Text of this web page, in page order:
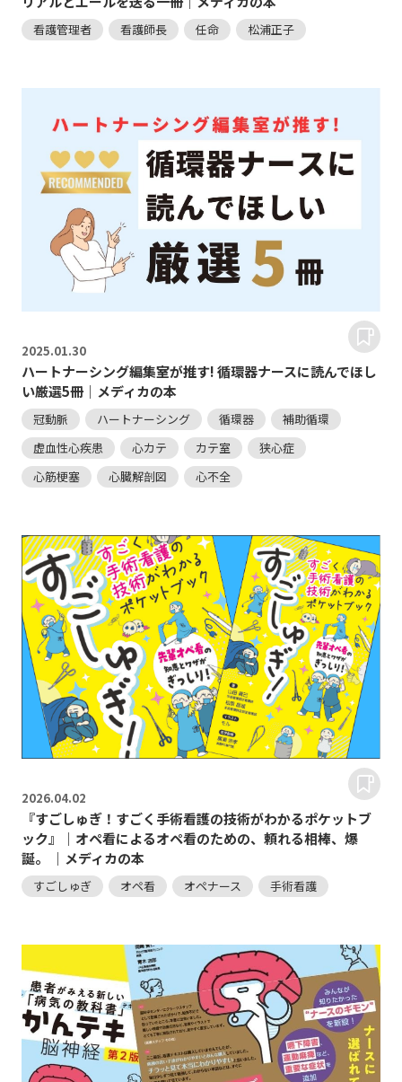
看護管理者 看護師長 任命 松浦正子
2025.01.30
ハートナーシング編集室が推す! 循環器ナースに読んでほし
い厳選5冊｜メディカの本
冠動脈 ハートナーシング 循環器
補助循環
虚血性心疾患
心カテ カテ室
狭心症
心筋梗塞
心臓解剖図 心不全
2026.04.02
『すごしゅぎ！すごく手術看護の技術がわかるポケットブ
ック』｜オペ看によるオペ看のための、頼れる相棒、爆
誕。 ｜メディカの本
すごしゅぎ オペ看 オペナース 手術看護